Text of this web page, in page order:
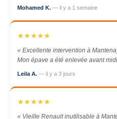
Mohamed K. — il y a 1 semaine
★★★★★
« Excellente intervention à
Mon épave a été enlevée avant
Leila A. — il y a 3 jours
★★★★★
« Vieille Renault inutilisable à